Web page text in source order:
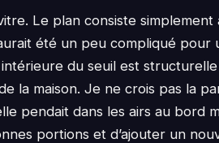
Le plan consiste
été un peu compliqué pour
du seuil est
la maison. Je ne crois pas la
pendait dans les airs au bord
portions et d’ajouter un